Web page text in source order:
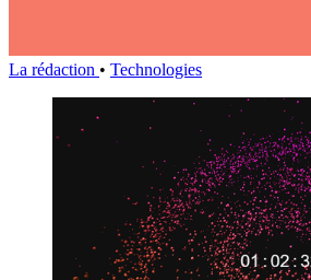
La rédaction • Technologies